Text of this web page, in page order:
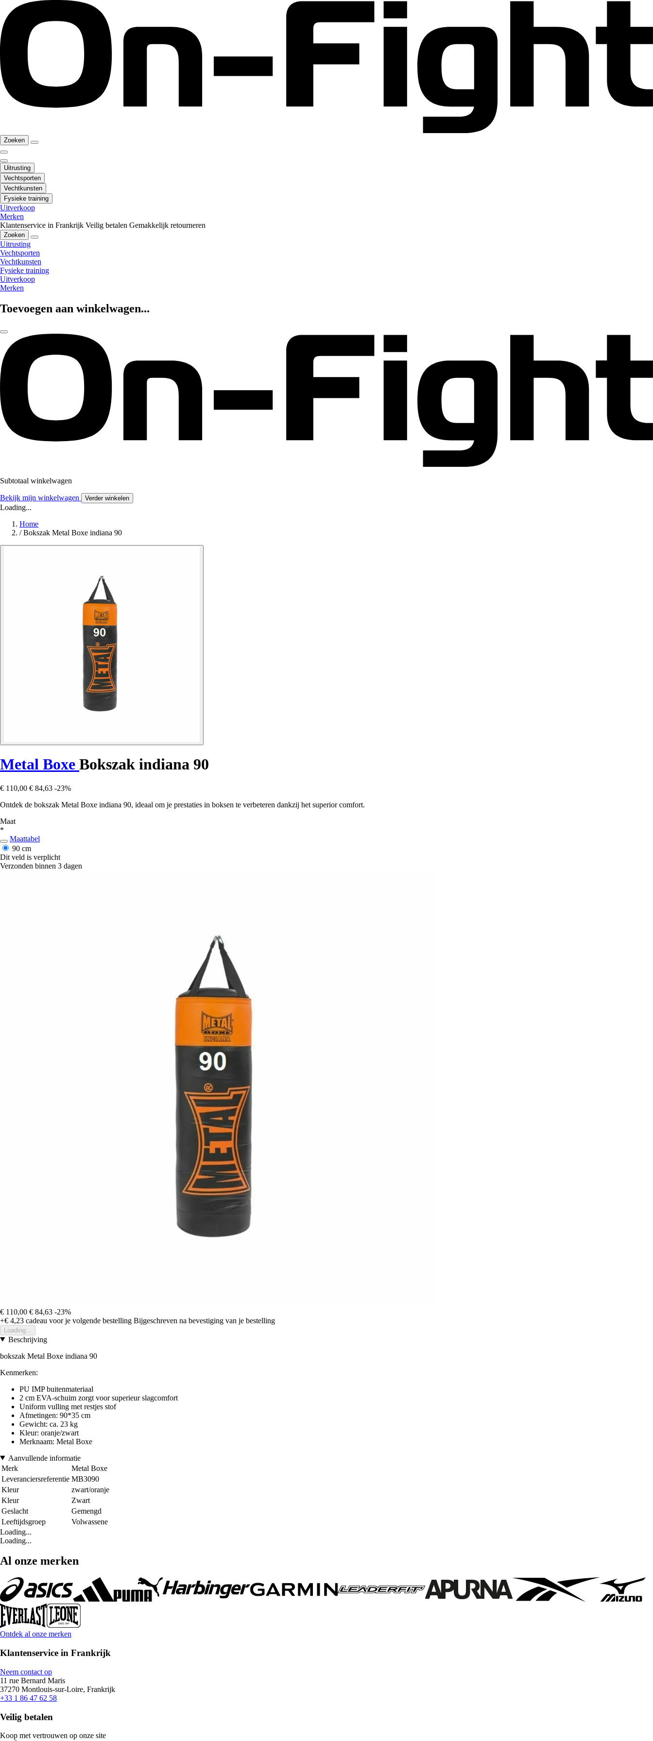
Zoeken
Uitrusting
Vechtsporten
Vechtkunsten
Fysieke training
Uitverkoop
Merken
Klantenservice in Frankrijk Veilig betalen Gemakkelijk retourneren
Zoeken
Uitrusting
Vechtsporten
Vechtkunsten
Fysieke training
Uitverkoop
Merken
Toevoegen aan winkelwagen...
Subtotaal winkelwagen
Bekijk mijn winkelwagen Verder winkelen
Loading...
Home
/ Bokszak Metal Boxe indiana 90
Metal Boxe Bokszak indiana 90
€ 110,00 € 84,63 -23%
Ontdek de bokszak Metal Boxe indiana 90, ideaal om je prestaties in boksen te verbeteren dankzij het superior comfort.
Maat
*
Maattabel
90 cm
Dit veld is verplicht
Verzonden binnen 3 dagen
€ 110,00 € 84,63 -23%
+€ 4,23 cadeau voor je volgende bestelling Bijgeschreven na bevestiging van je bestelling
Loading...
Beschrijving
bokszak Metal Boxe indiana 90
Kenmerken:
PU IMP buitenmateriaal
2 cm EVA-schuim zorgt voor superieur slagcomfort
Uniform vulling met restjes stof
Afmetingen: 90*35 cm
Gewicht: ca. 23 kg
Kleur: oranje/zwart
Merknaam: Metal Boxe
Aanvullende informatie
Merk
Metal Boxe
Leveranciersreferentie MB3090
Kleur
zwart/oranje
Kleur
Zwart
Geslacht
Gemengd
Leeftijdsgroep
Volwassene
Loading...
Loading...
Al onze merken
Ontdek al onze merken
Klantenservice in Frankrijk
Neem contact op
11 rue Bernard Maris
37270 Montlouis-sur-Loire, Frankrijk
+33 1 86 47 62 58
Veilig betalen
Koop met vertrouwen op onze site